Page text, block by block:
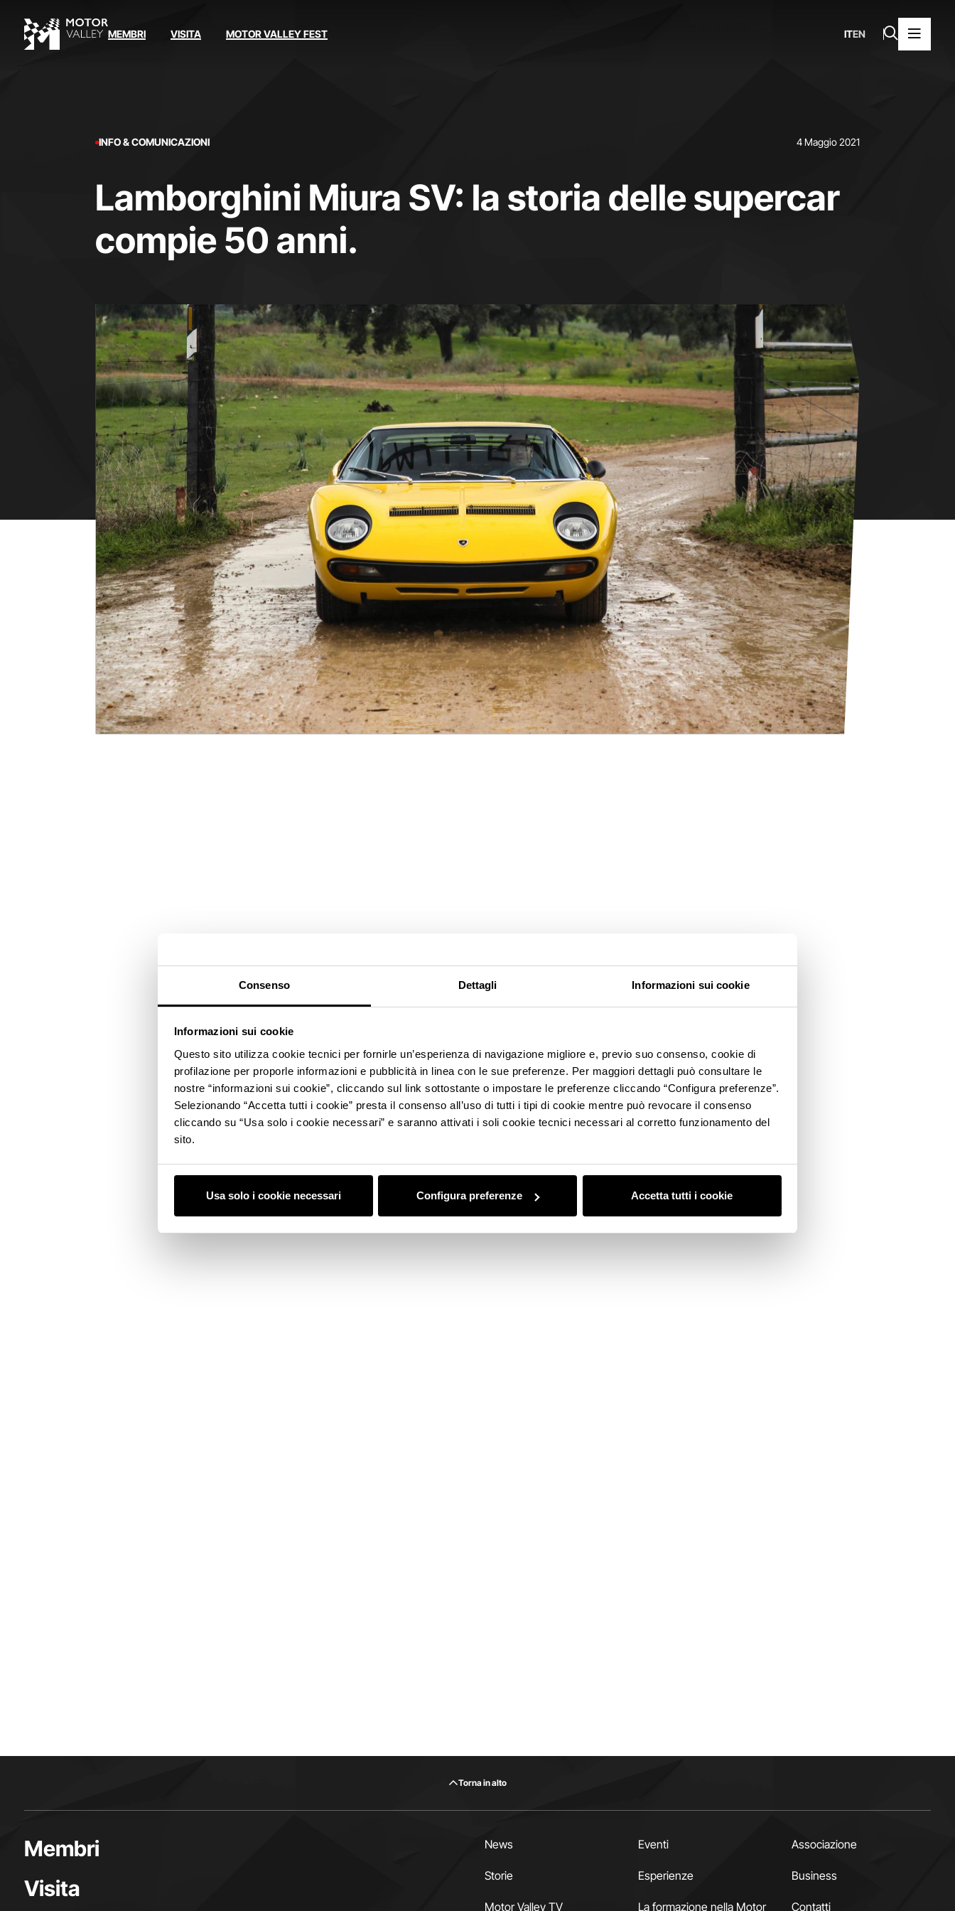
Consenso Dettagli Informazioni sui cookie
Informazioni sui cookie
Questo sito utilizza cookie tecnici per fornirle un’esperienza di navigazione migliore e, previo suo consenso, cookie di
profilazione per proporle informazioni e pubblicità in linea con le sue preferenze. Per maggiori dettagli può consultare le
nostre “informazioni sui cookie”, cliccando sul link sottostante o impostare le preferenze cliccando “Configura preferenze”.
Selezionando “Accetta tutti i cookie” presta il consenso all’uso di tutti i tipi di cookie mentre può revocare il consenso
cliccando su “Usa solo i cookie necessari” e saranno attivati i soli cookie tecnici necessari al corretto funzionamento del
sito.
Usa solo i cookie necessari Configura preferenze Accetta tutti i cookie
MEMBRI VISITA MOTOR VALLEY FEST ITEN
INFO & COMUNICAZIONI 4 Maggio 2021
Lamborghini Miura SV: la storia delle supercar
compie 50 anni.
Torna in alto
Membri
Visita
News
Storie
Motor Valley TV
Eventi
Esperienze
La formazione nella Motor
Associazione
Business
Contatti